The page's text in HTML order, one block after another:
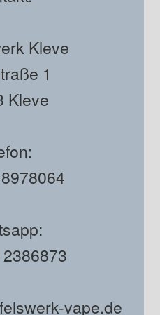
Kleve
1
Kleve
vape.de